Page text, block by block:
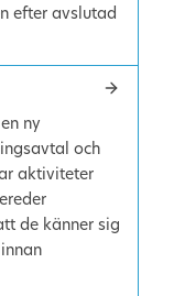
efter avslutad
ny
och
aktiviteter
de känner sig